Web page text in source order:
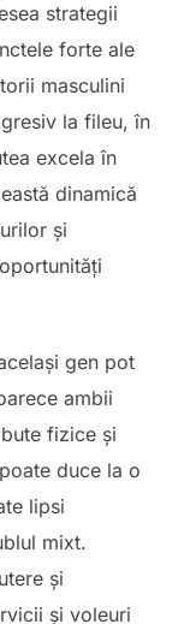
strategii
forte ale
masculini
la fileu, în
excela în
dinamică
și
gen pot
ambii
fizice și
duce la o
lipsi
mixt.
și
și voleuri